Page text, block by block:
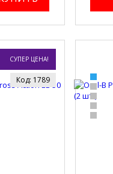
СУПЕР ЦЕНА!
Код: 1789